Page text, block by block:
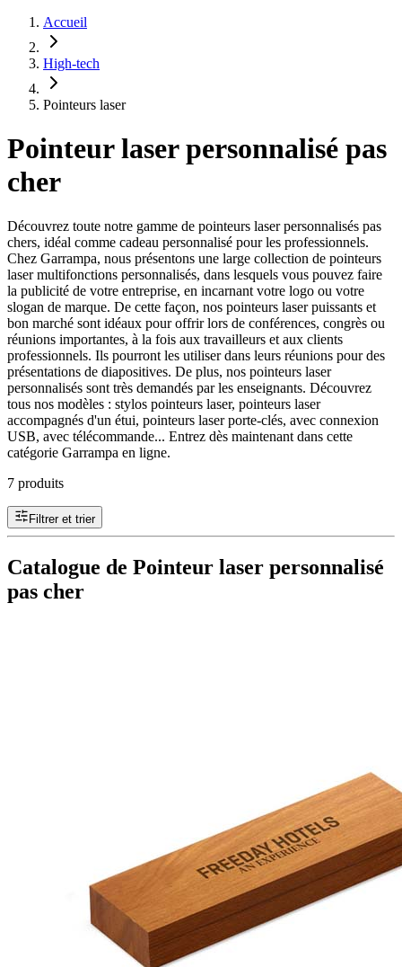
Accueil
High-tech
Pointeurs laser
Pointeur laser personnalisé pas
cher
Découvrez toute notre gamme de pointeurs laser personnalisés pas
chers, idéal comme cadeau personnalisé pour les professionnels.
Chez Garrampa, nous présentons une large collection de pointeurs
laser multifonctions personnalisés, dans lesquels vous pouvez faire
la publicité de votre entreprise, en incarnant votre logo ou votre
slogan de marque. De cette façon, nos pointeurs laser puissants et
bon marché sont idéaux pour offrir lors de conférences, congrès ou
réunions importantes, à la fois aux travailleurs et aux clients
professionnels. Ils pourront les utiliser dans leurs réunions pour des
présentations de diapositives. De plus, nos pointeurs laser
personnalisés sont très demandés par les enseignants. Découvrez
tous nos modèles : stylos pointeurs laser, pointeurs laser
accompagnés d'un étui, pointeurs laser porte-clés, avec connexion
USB, avec télécommande... Entrez dès maintenant dans cette
catégorie Garrampa en ligne.
7 produits
Filtrer et trier
Catalogue de Pointeur laser personnalisé
pas cher